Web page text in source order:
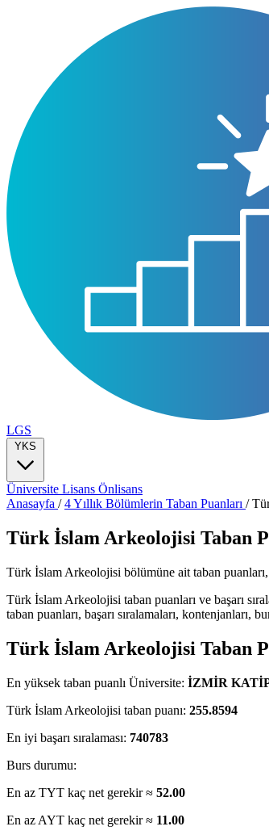
LGS
YKS
Üniversite Lisans Önlisans
Anasayfa /4 Yıllık Bölümlerin Taban Puanları /
Türk İslam Arkeolojisi Taban
Türk İslam Arkeolojisi bölümüne ait taban
Türk İslam Arkeolojisi taban puanları ve başarı
taban puanları, başarı sıralamaları,
Türk İslam Arkeolojisi Taban
En yüksek taban puanlı Üniversite: İZMİR
Türk İslam Arkeolojisi taban puanı: 255.8594
En iyi başarı sıralaması: 740783
Burs durumu:
En az TYT kaç net gerekir ≈ 52.00
En az AYT kaç net gerekir ≈ 11.00